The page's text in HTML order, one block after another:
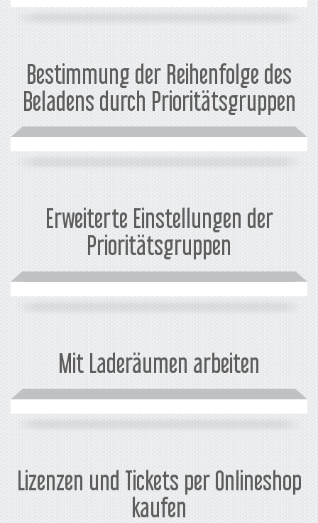
Bestimmung der Reihenfolge des
Beladens durch Prioritätsgruppen
Erweiterte Einstellungen der
Prioritätsgruppen
Mit Laderäumen arbeiten
Lizenzen und Tickets per Onlineshop
kaufen